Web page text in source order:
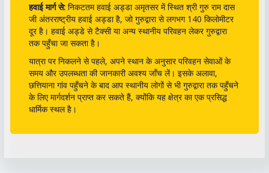
हवाई मार्ग से: निकटतम हवाई अड्डा अमृतसर में स्थित श्री गुरु राम दास
जी अंतरराष्ट्रीय हवाई अड्डा है, जो गुरुद्वारा से लगभग 140 किलोमीटर
दूर है। हवाई अड्डे से टैक्सी या अन्य स्थानीय परिवहन लेकर गुरुद्वारा
तक पहुँचा जा सकता है।
यात्रा पर निकलने से पहले, अपने स्थान के अनुसार परिवहन सेवाओं के
समय और उपलब्धता की जानकारी अवश्य जाँच लें। इसके अलावा,
छत्तियाना गांव पहुँचने के बाद आप स्थानीय लोगों से भी गुरुद्वारा तक पहुँचने
के लिए मार्गदर्शन प्राप्त कर सकते हैं, क्योंकि यह क्षेत्र का एक प्रसिद्ध
धार्मिक स्थल है।